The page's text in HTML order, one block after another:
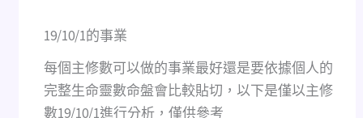
19/10/1的事業
每個主修數可以做的事業最好還是要依據個人的
完整生命靈數命盤會比較貼切，以下是僅以主修
數19/10/1進行分析，僅供參考